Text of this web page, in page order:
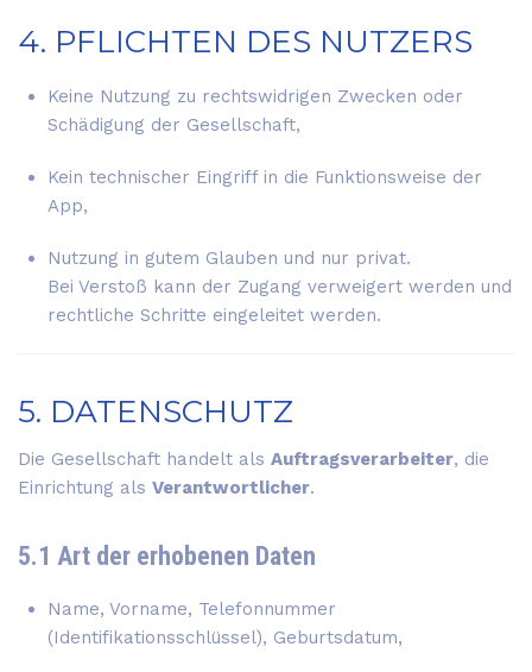
4. PFLICHTEN DES NUTZERS
Keine Nutzung zu rechtswidrigen Zwecken oder
Schädigung der Gesellschaft,
Kein technischer Eingriff in die Funktionsweise der
App,
Nutzung in gutem Glauben und nur privat.
Bei Verstoß kann der Zugang verweigert werden und
rechtliche Schritte eingeleitet werden.
5. DATENSCHUTZ
Die Gesellschaft handelt als Auftragsverarbeiter, die
Einrichtung als Verantwortlicher.
5.1 Art der erhobenen Daten
Name, Vorname, Telefonnummer
(Identifikationsschlüssel), Geburtsdatum,